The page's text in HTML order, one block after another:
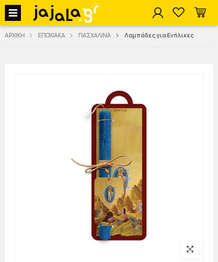
jajala Menu
ΑΡΧΙΚΗ ΕΠΟΧΙΑΚΑ ΠΑΣΧΑΛΙΝΑ Λαμπάδες για Ενήλικες